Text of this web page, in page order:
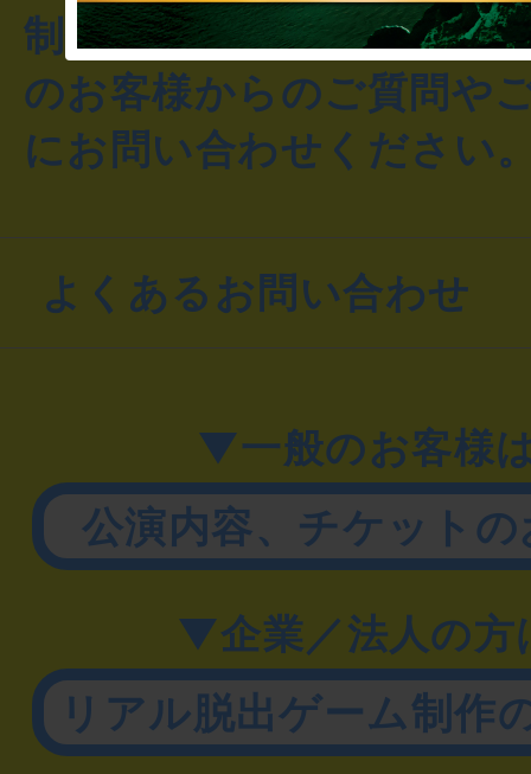
制作のご相談・コラボレ
のお客様からのご質問や
にお問い合わせください
よくあるお問い合わせ
▼一般のお客様
公演内容、チケット
▼企業／法人の方
リアル脱出ゲーム制作